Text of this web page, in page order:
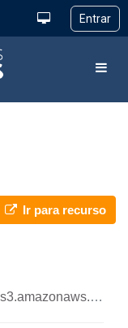
Ir para recurso